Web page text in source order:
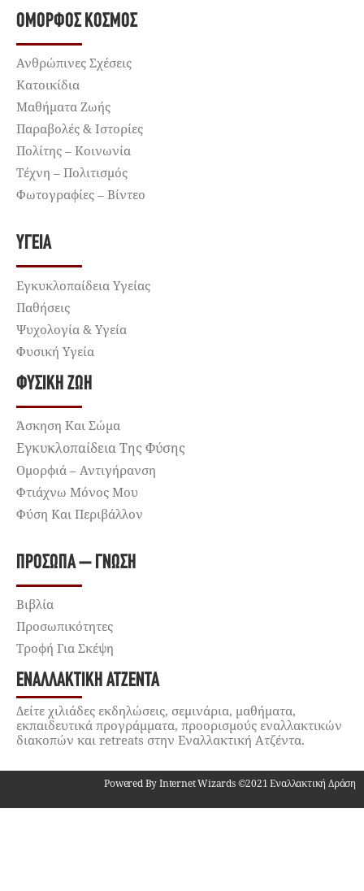
ΌΜΟΡΦΟΣ ΚΌΣΜΟΣ
Ανθρώπινες Σχέσεις
Κατοικίδια
Μαθήματα Ζωής
Παραβολές & Ιστορίες
Πολίτης – Κοινωνία
Τέχνη – Πολιτισμός
Φωτογραφίες – Βίντεο
ΥΓΕΊΑ
Εγκυκλοπαίδεια Υγείας
Παθήσεις
Ψυχολογία & Υγεία
Φυσική Υγεία
ΦΥΣΙΚΉ ΖΩΉ
Άσκηση Και Σώμα
Εγκυκλοπαίδεια Της Φύσης
Ομορφιά – Αντιγήρανση
Φτιάχνω Μόνος Μου
Φύση Και Περιβάλλον
ΠΡΌΣΩΠΑ – ΓΝΏΣΗ
Βιβλία
Προσωπικότητες
Τροφή Για Σκέψη
ΕΝΑΛΛΑΚΤΙΚΉ ΑΤΖΈΝΤΑ
Δείτε χιλιάδες εκδηλώσεις, σεμινάρια, μαθήματα,
εκπαιδευτικά προγράμματα, προορισμούς εναλλακτικών
διακοπών και retreats στην Εναλλακτική Ατζέντα.
Powered By Internet Wizards ©2021 Εναλλακτική Δράση